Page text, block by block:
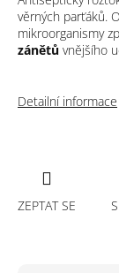
věrných parťáků.
mikroorganismy
zánětů vnějšího
Detailní informace
ZEPTAT SE